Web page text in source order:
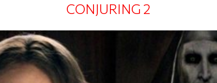
CONJURING 2